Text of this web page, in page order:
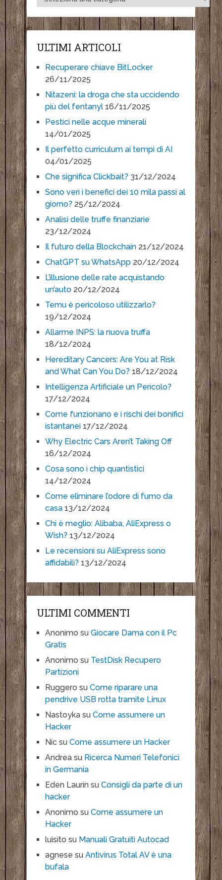
ULTIMI ARTICOLI
Recuperare chiave BitLocker
26/11/2025
Nitazeni: la droga che sta uccidendo
più del fentanyl 16/11/2025
Pestici nelle acque minerali
14/01/2025
Il perfetto curriculum ai tempi di AI
04/01/2025
Che significa Clickbait? 31/12/2024
Sono veri i benefici dei 10 mila passi al
giorno? 25/12/2024
Analisi delle truffe finanziarie
23/12/2024
Il futuro della Blockchain 21/12/2024
ChatGPT su WhatsApp 20/12/2024
L’illusione delle rate acquistando
un’auto 20/12/2024
Temu è pericoloso utilizzarlo?
19/12/2024
Allarme INPS: la nuova truffa
18/12/2024
Hereditary Cancers: Are You at Risk
and What Can You Do? 18/12/2024
Intelligenza Artificiale un Pericolo?
17/12/2024
Come funzionano e i rischi dei bonifici
istantanei 17/12/2024
Why Electric Cars Aren’t Taking Off
16/12/2024
Cosa sono i chip quantistici
14/12/2024
Come eliminare l’odore di fumo da
casa 13/12/2024
Chi è meglio: Alibaba, AliExpress o
Wish? 13/12/2024
Le recensioni su AliExpress sono
affidabili? 13/12/2024
ULTIMI COMMENTI
Anonimo su Giocare Dama con il Pc
Gratis
Anonimo su TestDisk Recupero
Partizioni
Ruggero su Come riparare una
pendrive USB rotta tramite Linux
Nastoykasu Come assumere un
Hacker
Nicsu Come assumere un Hacker
Andreasu Ricerca Numeri Telefonici
in Germania
Eden Laurinsu Consigli da parte di un
hacker
Anonimo su Come assumere un
Hacker
luisito su Manuali Gratuiti Autocad
agnese su Antivirus Total AV è una
bufala